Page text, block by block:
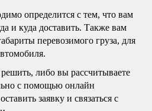
определится с тем, что вам
и куда доставить. Также вам
перевозимого груза, для
либо вы рассчитываете
с помощью онлайн
заявку и связаться с